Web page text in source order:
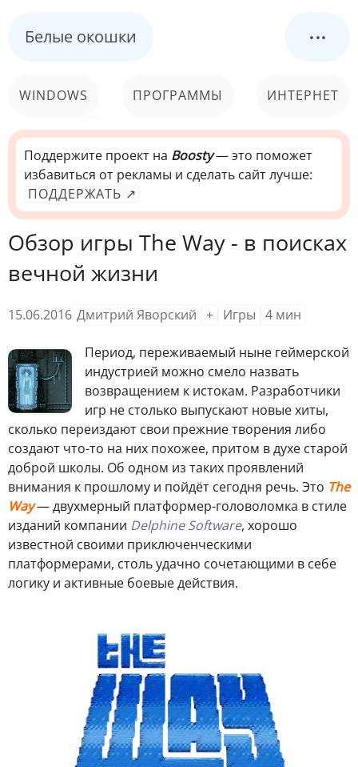
Белые окошки ...
WINDOWS ПРОГРАММЫ ИНТЕРНЕТ
КОМПЬЮТЕР
СИСТЕМА
Поддержите проект на Boosty— это поможет
избавиться от рекламы и сделать сайт лучше:
ПОДДЕРЖАТЬ ↗
Обзор игры The Way - в поисках
вечной жизни
15.06.2016 Дмитрий Яворский + Игры 4 мин
Период, переживаемый ныне геймерской
индустрией можно смело назвать
возвращением к истокам. Разработчики
игр не столько выпускают новые хиты,
сколько переиздают свои прежние творения либо
создают что-то на них похожее, притом в духе старой
доброй школы. Об одном из таких проявлений
внимания к прошлому и пойдёт сегодня речь. Это The
Way— двухмерный платформер-головоломка в стиле
изданий компании Delphine Software, хорошо
известной своими приключенческими
платформерами, столь удачно сочетающими в себе
логику и активные боевые действия.